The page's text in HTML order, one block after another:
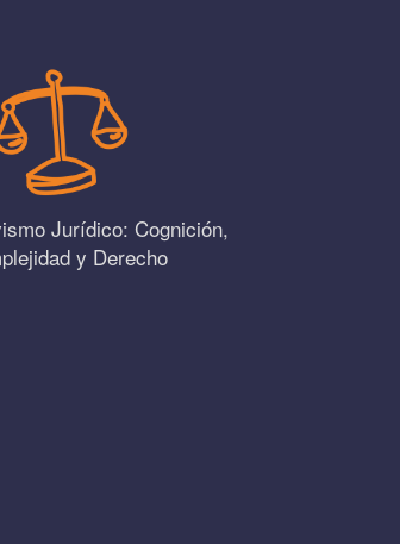
Jurídico: Cognición,
y Derecho